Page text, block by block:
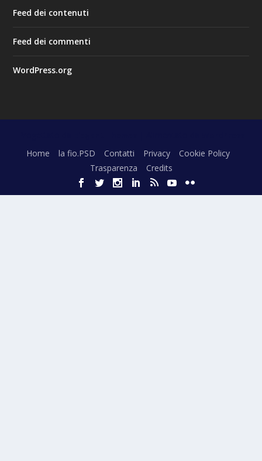
Feed dei contenuti
Feed dei commenti
WordPress.org
Home la fio.PSD Contatti Privacy
Cookie Policy
Trasparenza
Credits